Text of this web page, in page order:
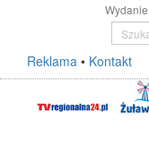
Reklama • Kontakt